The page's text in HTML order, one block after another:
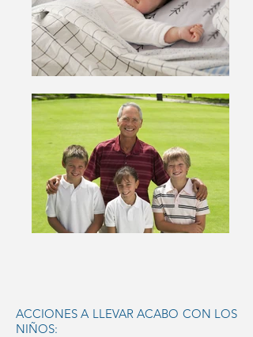
ACCIONES A LLEVAR ACABO CON LOS
NIÑOS: